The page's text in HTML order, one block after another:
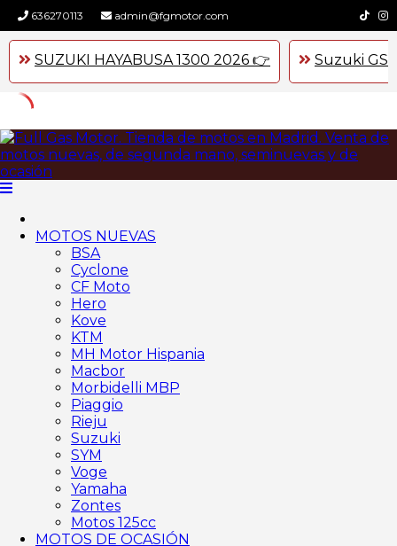
636270113 admin@fgmotor.com
SUZUKI HAYABUSA 1300 2026 👉 Suzuki
Skip
to
content
MOTOS NUEVAS
BSA
Cyclone
CF Moto
Hero
Kove
KTM
MH Motor Hispania
Macbor
Morbidelli MBP
Piaggio
Rieju
Suzuki
SYM
Voge
Yamaha
Zontes
Motos 125cc
MOTOS DE OCASIÓN